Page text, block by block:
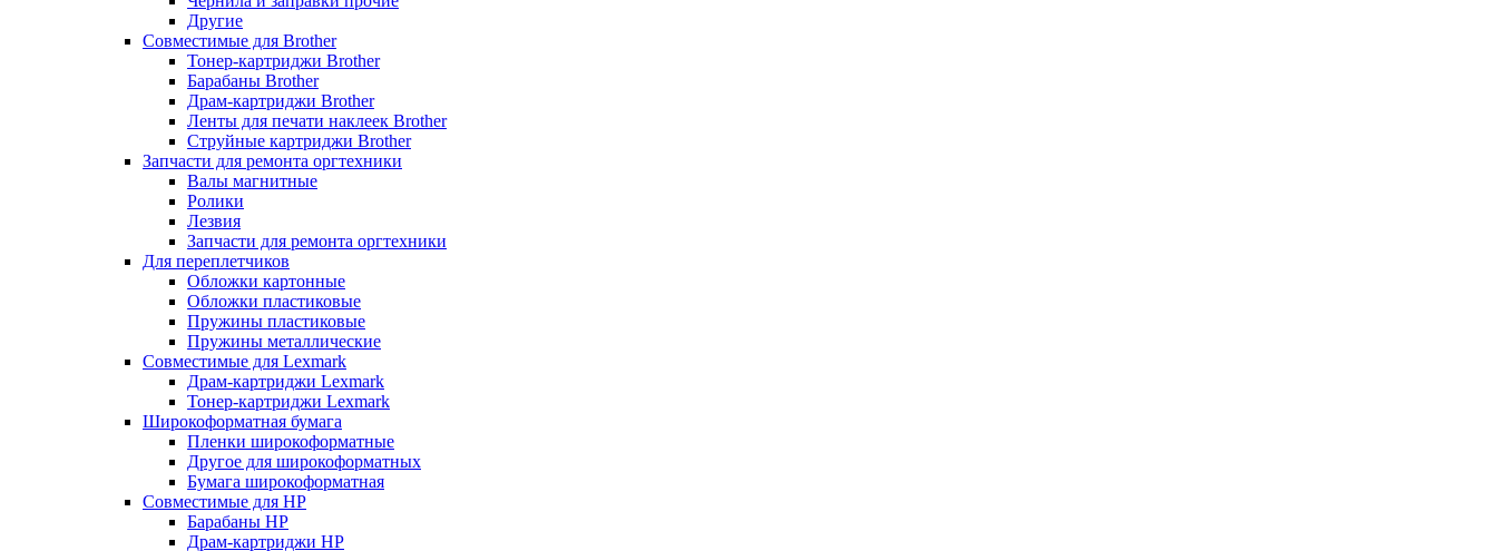
Другие
Совместимые для Brother
Тонер-картриджи Brother
Барабаны Brother
Драм-картриджи Brother
Ленты для печати наклеек Brother
Струйные картриджи Brother
Запчасти для ремонта оргтехники
Валы магнитные
Ролики
Лезвия
Запчасти для ремонта оргтехники
Для переплетчиков
Обложки картонные
Обложки пластиковые
Пружины пластиковые
Пружины металлические
Совместимые для Lexmark
Драм-картриджи Lexmark
Тонер-картриджи Lexmark
Широкоформатная бумага
Пленки широкоформатные
Другое для широкоформатных
Бумага широкоформатная
Совместимые для HP
Барабаны HP
Драм-картриджи HP